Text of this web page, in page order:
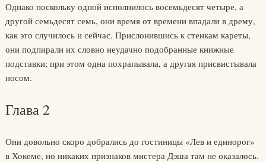
Однако поскольку одной исполнилось восемьдесят четыре, а
другой семьдесят семь, они время от времени впадали в дрему,
как это случилось и сейчас. Прислонившись к стенкам кареты,
они подпирали их словно неудачно подобранные книжные
подставки; при этом одна похрапывала, а другая присвистывала
носом.
Глава 2
Они довольно скоро добрались до гостиницы «Лев и единорог»
в Хокеме, но никаких признаков мистера Дэша там не оказалось.